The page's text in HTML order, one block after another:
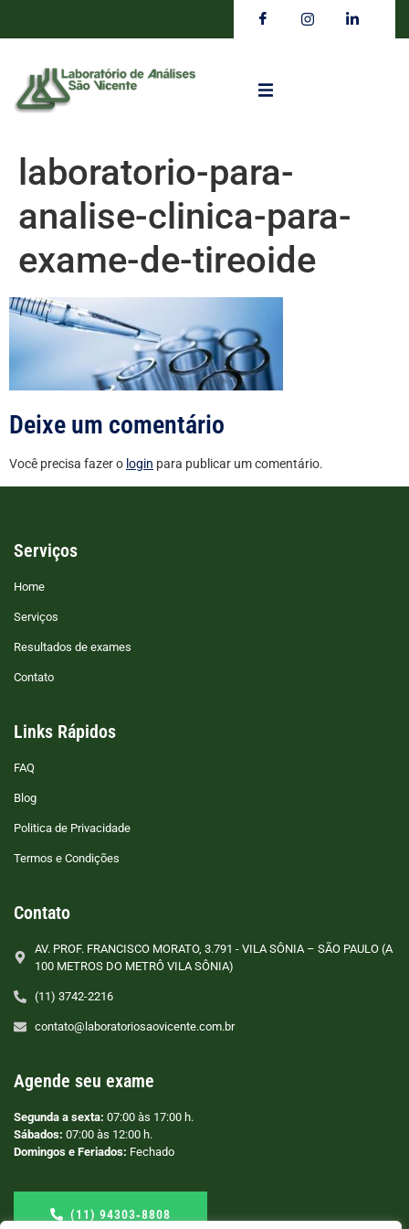
laboratorio-para-
analise-clinica-para-
exame-de-tireoide
Deixe um comentário
Você precisa fazer o login para publicar um comentário.
Serviços
Home
Serviços
Resultados de exames
Contato
Links Rápidos
FAQ
Blog
Politica de Privacidade
Termos e Condições
Contato
AV. PROF. FRANCISCO MORATO, 3.791 - VILA SÔNIA – SÃO PAULO (A
100 METROS DO METRÔ VILA SÔNIA)
(11) 3742-2216
contato@laboratoriosaovicente.com.br
Agende seu exame
Segunda a sexta: 07:00 às 17:00 h.
Sábados: 07:00 às 12:00 h.
Domingos e Feriados: Fechado
(11) 94303‑8808